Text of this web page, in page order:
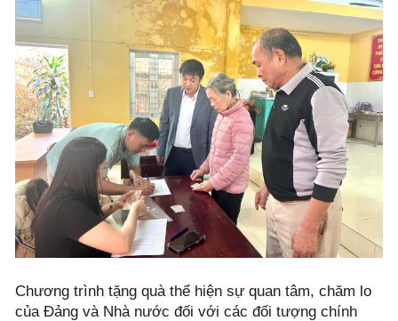
Chương trình tặng quà thể hiện sự quan tâm, chăm lo
của Đảng và Nhà nước đối với các đối tượng chính